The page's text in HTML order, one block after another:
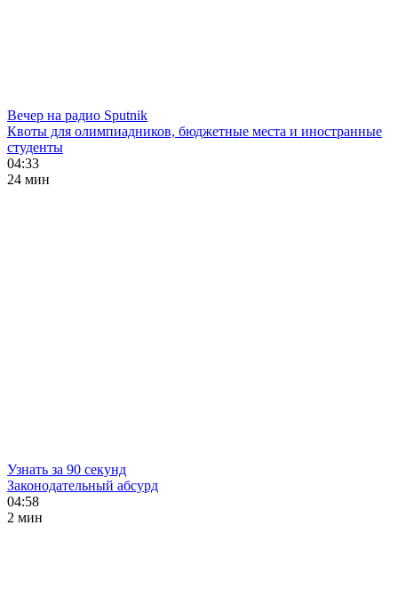
Вечер на радио Sputnik
Квоты для олимпиадников, бюджетные места и иностранные
студенты
04:33
24 мин
Узнать за 90 секунд
Законодательный абсурд
04:58
2 мин